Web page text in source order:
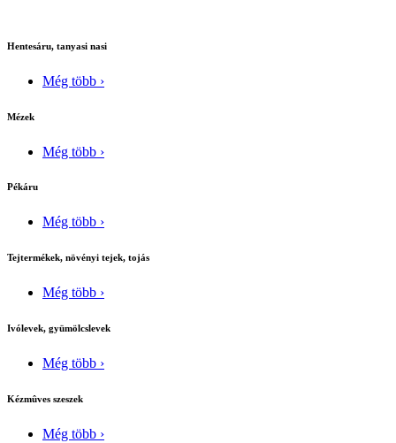
Hentesáru, tanyasi nasi
Még több ›
Mézek
Még több ›
Pékáru
Még több ›
Tejtermékek, növényi tejek, tojás
Még több ›
Ivólevek, gyümölcslevek
Még több ›
Kézmûves szeszek
Még több ›